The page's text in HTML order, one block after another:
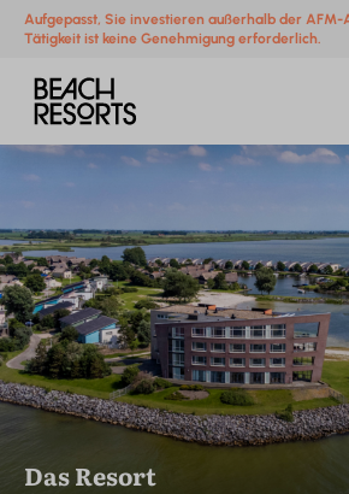
Aufgepasst, Sie investieren außerhalb der AFM-
Tätigkeit ist keine Genehmigung erforderlich.
Das Resort